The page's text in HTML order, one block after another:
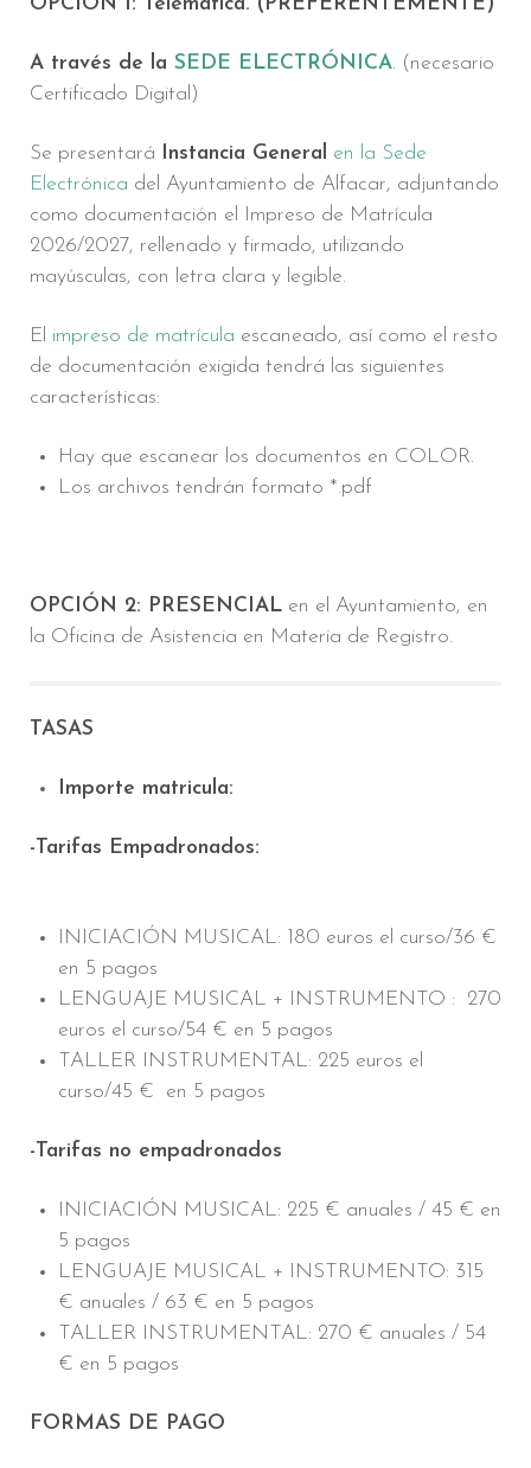
A través de la SEDE ELECTRÓNICA. (necesario
Certificado Digital)
Se presentará Instancia General
en la Sede
Electrónica del Ayuntamiento de Alfacar, adjuntando
como documentación el Impreso de Matrícula
2026/2027, rellenado y firmado, utilizando
mayúsculas, con letra clara y legible.
El impreso de matrícula escaneado, así como el resto
de documentación exigida tendrá las siguientes
características:
Hay que escanear los documentos en COLOR.
Los archivos tendrán formato *.pdf
OPCIÓN 2: PRESENCIAL en el Ayuntamiento, en
la Oficina de Asistencia en Materia de Registro.
TASAS
Importe matricula:
-Tarifas Empadronados:
INICIACIÓN MUSICAL: 180 euros el curso/36 €
en 5 pagos
LENGUAJE MUSICAL + INSTRUMENTO : 270
euros el curso/54 € en 5 pagos
TALLER INSTRUMENTAL: 225 euros el
curso/45 € en 5 pagos
-Tarifas no empadronados
INICIACIÓN MUSICAL: 225 € anuales / 45 € en
5 pagos
LENGUAJE MUSICAL + INSTRUMENTO: 315
€ anuales / 63 € en 5 pagos
TALLER INSTRUMENTAL: 270 € anuales / 54
€ en 5 pagos
FORMAS DE PAGO